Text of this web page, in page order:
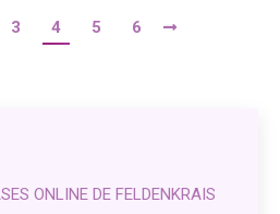
3 4 5 6
ONLINE DE FELDENKRAIS